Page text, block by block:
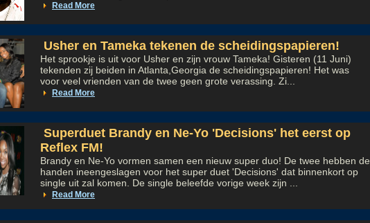
Read More
Usher en Tameka tekenen de scheidingspapieren!
Het sprookje is uit voor Usher en zijn vrouw Tameka! Gisteren (11 Juni)
tekenden zij beiden in Atlanta,Georgia de scheidingspapieren! Het was
voor veel vrienden van de twee geen grote verassing. Zi...
Read More
Superduet Brandy en Ne-Yo 'Decisions' het eerst op
Reflex FM!
Brandy en Ne-Yo vormen samen een nieuw super duo! De twee hebben de
handen ineengeslagen voor het super duet 'Decisions' dat binnenkort op
single uit zal komen. De single beleefde vorige week zijn ...
Read More